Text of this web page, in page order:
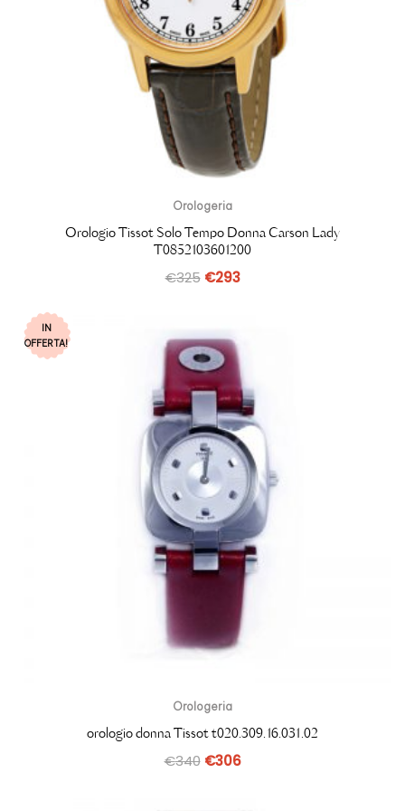
Orologeria
Orologio Tissot Solo Tempo Donna Carson Lady
T0852103601200
€325 €293
IN
OFFERTA!
Orologeria
orologio donna Tissot t020.309.16.031.02
€340 €306